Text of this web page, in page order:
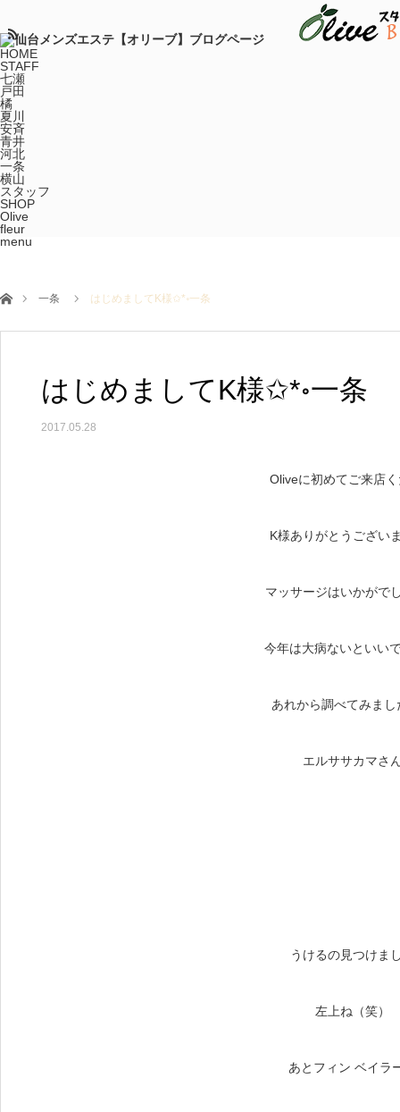
HOME
STAFF
七瀬
戸田
橘
夏川
安斉
青井
河北
一条
横山
スタッフ
SHOP
Olive
fleur
menu
ホーム一条 はじめましてK様✩*॰一条
はじめましてK様✩*॰一条
2017.05.28
Oliveに初めてご来店
K様ありがとうござい
マッサージはいかがで
今年は大病ないといい
あれから調べてみまし
エルササカマさ
うけるの見つけま
左上ね（笑）
あとフィン ベイラ